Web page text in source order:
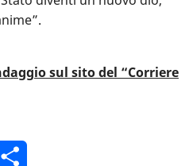
sul sito del “Corriere